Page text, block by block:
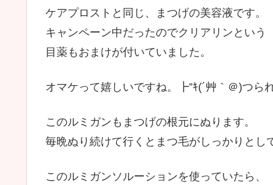
ケアプロストと同じ、まつげの美容液です。
キャンペーン中だったのでクリアリンという
目薬もおまけが付いていました。
オマケって嬉しいですね。┣”ｷ(´艸｀＠)つら
このルミガンもまつげの根元にぬります。
毎晩ぬり続けて行くとまつ毛がしっかりとし
このルミガンソルーションを使っていたら、